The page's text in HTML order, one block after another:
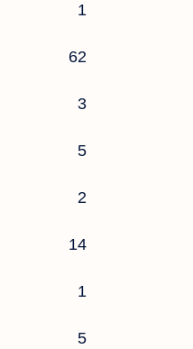
1
62
3
5
2
14
1
5